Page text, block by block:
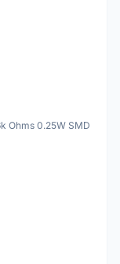
Ohms 0.25W SMD